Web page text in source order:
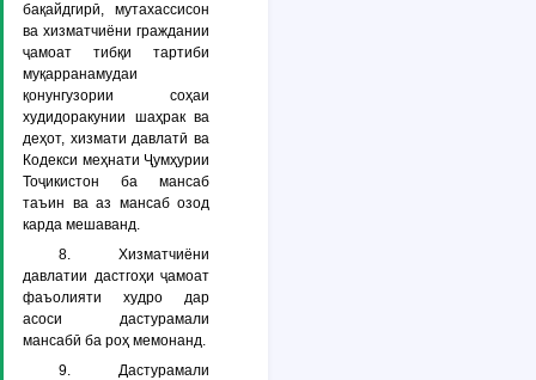
бақайдгирӣ, мутахассисон
ва хизматчиёни граждании
ҷамоат тибқи тартиби
муқарранамудаи
қонунгузории соҳаи
худидоракунии шаҳрак ва
деҳот, хизмати давлатӣ ва
Кодекси меҳнати Ҷумҳурии
Тоҷикистон ба мансаб
таъин ва аз мансаб озод
карда мешаванд.
8. Хизматчиёни
давлатии дастгоҳи ҷамоат
фаъолияти худро дар
асоси дастурамали
мансабӣ ба роҳ мемонанд.
9. Дастурамали